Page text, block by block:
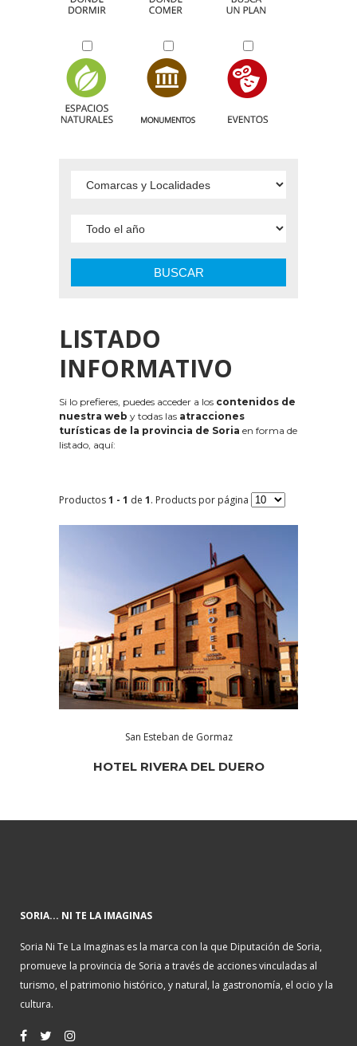
BUSCAR
LISTADO
INFORMATIVO
Si lo prefieres, puedes acceder a los contenidos de
nuestra web y todas las atracciones
turísticas de la provincia de Soria en forma de
listado, aquí:
Productos1 - 1 de 1. Products por página
San Esteban de Gormaz
HOTEL RIVERA DEL DUERO
SORIA... NI TE LA IMAGINAS
Soria Ni Te La Imaginas es la marca con la que Diputación de Soria,
promueve la provincia de Soria a través de acciones vinculadas al
turismo, el patrimonio histórico, y natural, la gastronomía, el ocio y la
cultura.